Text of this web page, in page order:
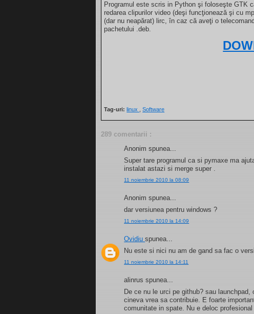
Programul este scris in Python şi foloseşte GTK
redarea clipurilor video (deşi funcţionează şi cu
(dar nu neapărat) lirc, în caz că aveţi o
pachetului .deb.
Tag-uri: linux ,Software
289 comentarii :
Anonim spunea...
Super tare programul ca si pymaxe ma
instalat astazi si merge super .
11 noiembrie 2010 la 08:09
Anonim spunea...
dar versiunea pentru windows ?
11 noiembrie 2010 la 14:09
Ovidiuspunea...
Nu este si nici nu am de gand sa fac o
11 noiembrie 2010 la 14:11
alinrus spunea...
De ce nu le urci pe github? sau
cineva vrea sa contribuie. E foarte
comunitate in spate. Nu e deloc